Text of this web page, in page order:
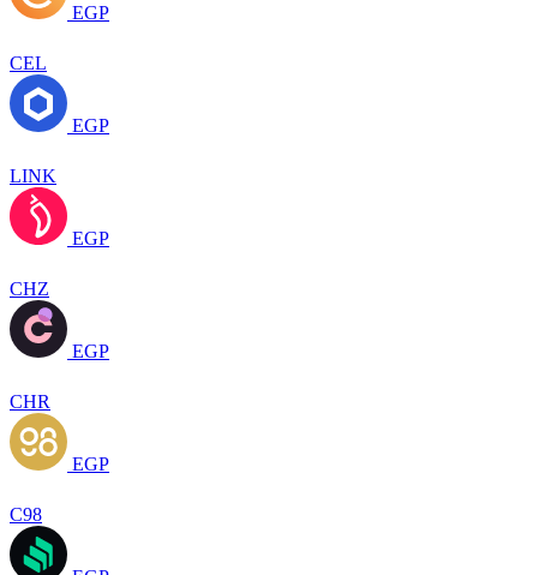
EGP
CEL
EGP
LINK
EGP
CHZ
EGP
CHR
EGP
C98